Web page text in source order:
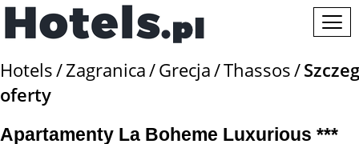
Hotels Zagranica Grecja Thassos
oferty
Apartamenty La Boheme Luxurious ***